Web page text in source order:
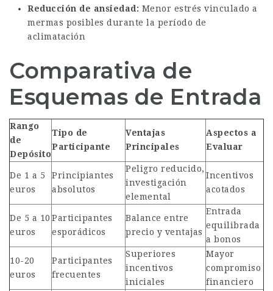
Reducción de ansiedad: Menor estrés vinculado a
mermas posibles durante la período de
aclimatación
Comparativa de
Esquemas de Entrada
Rango
de
Depósito
Tipo de
Participante
Ventajas
Principales
Aspectos a
Evaluar
De 1 a 5
euros
Principiantes
absolutos
Peligro reducido,
investigación
elemental
Incentivos
acotados
De 5 a 10
euros
Participantes
esporádicos
Balance entre
precio y ventajas
Entrada
equilibrada
a bonos
10-20
euros
Participantes
frecuentes
Superiores
incentivos
iniciales
Mayor
compromiso
financiero